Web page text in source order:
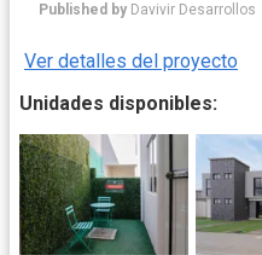
está diseñado para cubrir todas tus
Amenidades: • Acceso controlado • Áreas deportivas • Áreas
verdes • Calles con pórtico •
privada con acceso controlado
Zona comercial • Pet Friendly
Published by Davivir Desarrollos
Ver detalles del proyecto
Unidades disponibles: